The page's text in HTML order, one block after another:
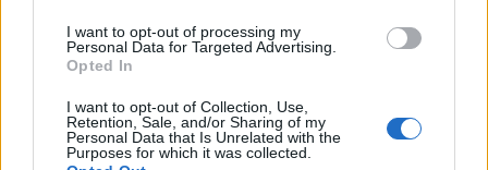
I want to opt-out of processing my
Personal Data for Targeted Advertising.
Opted In
I want to opt-out of Collection, Use,
Retention, Sale, and/or Sharing of my
Personal Data that Is Unrelated with the
Purposes for which it was collected.